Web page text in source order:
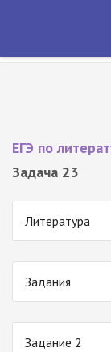
ЕГЭ по
Задача 23
Литература
Задания
Задание 2